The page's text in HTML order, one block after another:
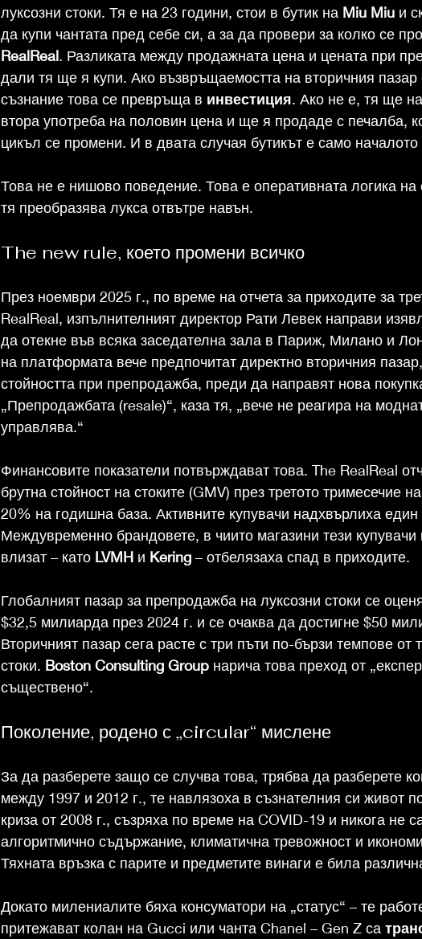
луксозни стоки. Тя е на 23 години, стои в бутик на Miu Miu и
да купи чантата пред себе си, а за да провери за колко се
RealReal. Разликата между продажната цена и цената при
дали тя ще я купи. Ако възвръщаемостта на вторичния пазар
съзнание това се превръща в инвестиция. Ако не е, тя ще
втора употреба на половин цена и ще я продаде с печалба,
цикъл се промени. И в двата случая бутикът е само
Това не е нишово поведение. Това е оперативната логика
тя преобразява лукса отвътре навън.
The new rule, което промени всичко
През ноември 2025 г., по време на отчета за приходите за
RealReal, изпълнителният директор Рати Левек направи
да отекне във всяка заседателна зала в Париж, Милано и
на платформата вече предпочитат директно вторичния
стойността при препродажба, преди да направят нова
„Препродажбата (resale)“, каза тя, „вече не реагира на
управлява.“
Финансовите показатели потвърждават това. The RealReal
брутна стойност на стоките (GMV) през третото тримесечие
20% на годишна база. Активните купувачи надхвърлиха
Междувременно брандовете, в чиито магазини тези
влизат – като LVMH и Kering – отбелязаха спад в приходите.
Глобалният пазар за препродажба на луксозни стоки се
$32,5 милиарда през 2024 г. и се очаква да достигне $50
Вторичният пазар сега расте с три пъти по-бързи темпове от
стоки. Boston Consulting Group нарича това преход от
съществено“.
Поколение, родено с „circular“ мислене
За да разберете защо се случва това, трябва да разберете
между 1997 и 2012 г., те навлязоха в съзнателния си живот
криза от 2008 г., съзряха по време на COVID-19 и никога не
алгоритмично съдържание, климатична тревожност и
Тяхната връзка с парите и предметите винаги е била
Докато милениалите бяха консуматори на „статус“ – те
притежават колан на Gucci или чанта Chanel – Gen Z са